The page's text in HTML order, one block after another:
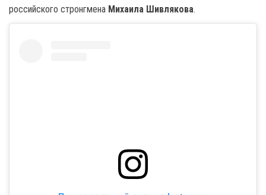
российского стронгмена Михаила Шивлякова.